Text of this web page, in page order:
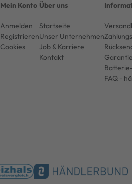
Mein Konto
Anmelden
Registrieren
Cookies
Über uns
Startseite
Unser Unternehmen
Job & Karriere
Kontakt
FAQ -